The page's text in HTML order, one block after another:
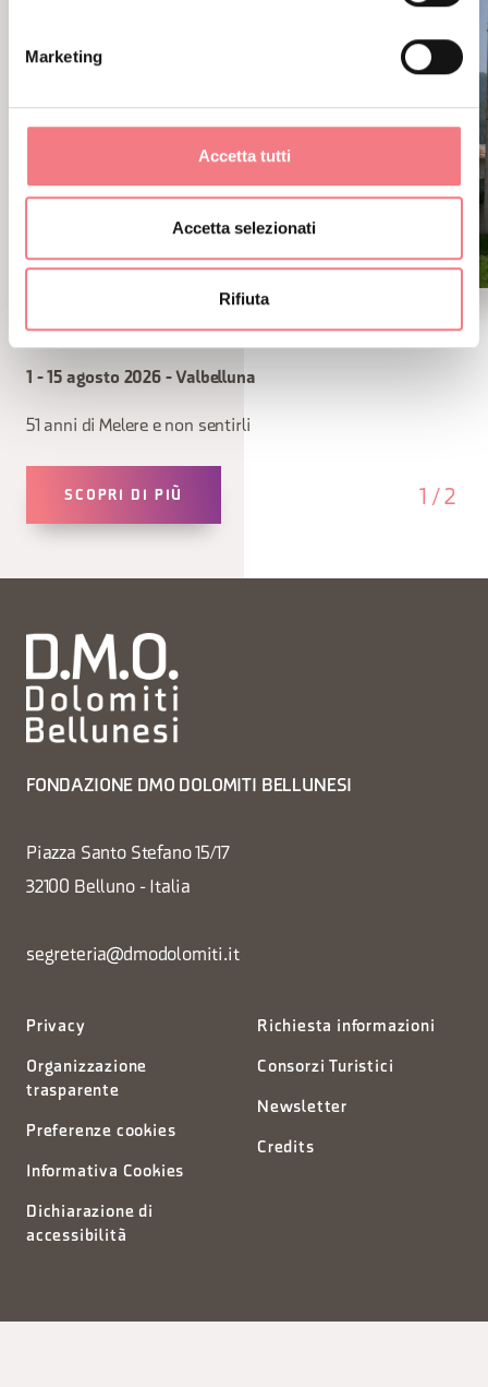
Marketing
Accetta tutti
Accetta selezionati
Rifiuta
Melere
1 - 15 agosto 2026 - Valbelluna
51 anni di Melere e non sentirli
SCOPRI DI PIÙ 1 /2
FONDAZIONE DMO DOLOMITI BELLUNESI
Piazza Santo Stefano 15/17
32100 Belluno - Italia
segreteria@dmodolomiti.it
Privacy
Organizzazione
trasparente
Preferenze cookies
Informativa Cookies
Dichiarazione di
accessibilità
Richiesta informazioni
Consorzi Turistici
Newsletter
Credits